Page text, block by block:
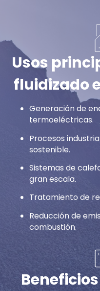
Usos
fluidizado
Generación de
termoeléctricas.
Procesos
sostenible.
Sistemas de
gran escala.
Tratamiento de
Reducción de
combustión.